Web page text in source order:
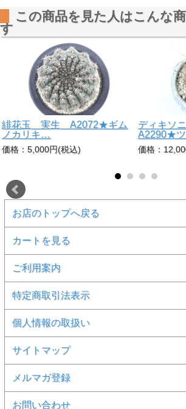
この商品を見た人はこんな
す
緋花玉 実生 A2072★ギム
ノカリキ…
価格：5,000円(税込)
ディキソ
A2290★
価格：
お店のトップへ戻る
カートを見る
ご利用案内
特定商取引法表示
個人情報の取扱い
サイトマップ
メルマガ登録
お問い合わせ